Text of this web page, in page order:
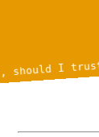
should I